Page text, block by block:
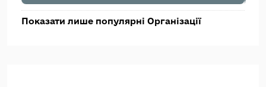
Показати лише популярні Організації